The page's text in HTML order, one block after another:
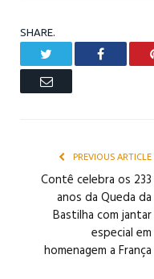
SHARE.
Facebook
Email
PREVIOUS ARTICLE
Contê celebra os 233
anos da Queda da
Bastilha com jantar
especial em
homenagem a França